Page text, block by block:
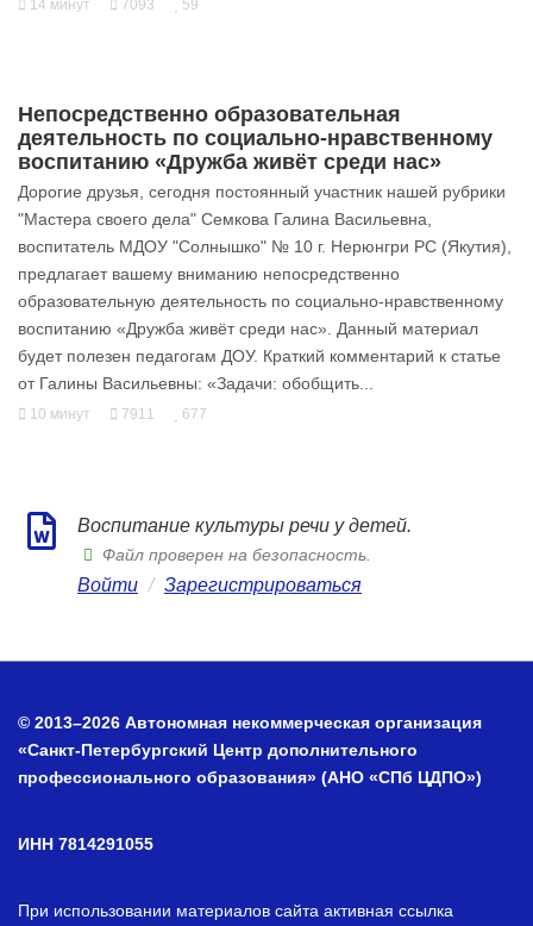
14 минут 7093 59
Непосредственно образовательная
деятельность по социально-нравственному
воспитанию «Дружба живёт среди нас»
Дорогие друзья, сегодня постоянный участник нашей рубрики
"Мастера своего дела" Семкова Галина Васильевна,
воспитатель МДОУ "Солнышко" № 10 г. Нерюнгри РС (Якутия),
предлагает вашему вниманию непосредственно
образовательную деятельность по социально-нравственному
воспитанию «Дружба живёт среди нас». Данный материал
будет полезен педагогам ДОУ. Краткий комментарий к статье
от Галины Васильевны: «Задачи: обобщить...
10 минут 7911 677
Воспитание культуры речи у детей.
Файл проверен на безопасность.
Войти / Зарегистрироваться
© 2013–2026 Автономная некоммерческая организация
«Санкт-Петербургский Центр дополнительного
профессионального образования» (АНО «СПб ЦДПО»)
ИНН 7814291055
При использовании материалов сайта активная ссылка